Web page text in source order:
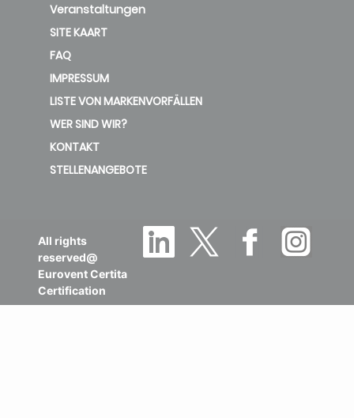
Veranstaltungen
SITE KAART
FAQ
IMPRESSUM
LISTE VON MARKENVORFÄLLEN
WER SIND WIR?
KONTAKT
STELLENANGEBOTE
All rights
reserved@
Eurovent Certita
Certification